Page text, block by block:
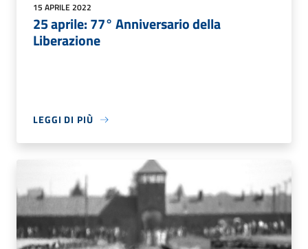
15 APRILE 2022
25 aprile: 77° Anniversario della
Liberazione
LEGGI DI PIÙ